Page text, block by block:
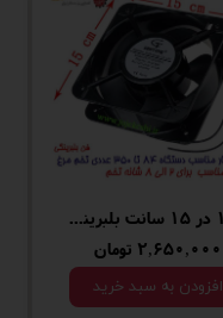
۱,۲۰۰,۰۰۰ تومان
افزودن به سبد خرید